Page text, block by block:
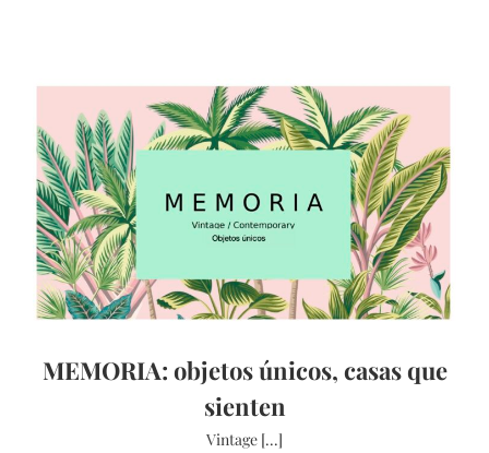
MEMORIA: objetos únicos, casas que
sienten
Vintage [...]